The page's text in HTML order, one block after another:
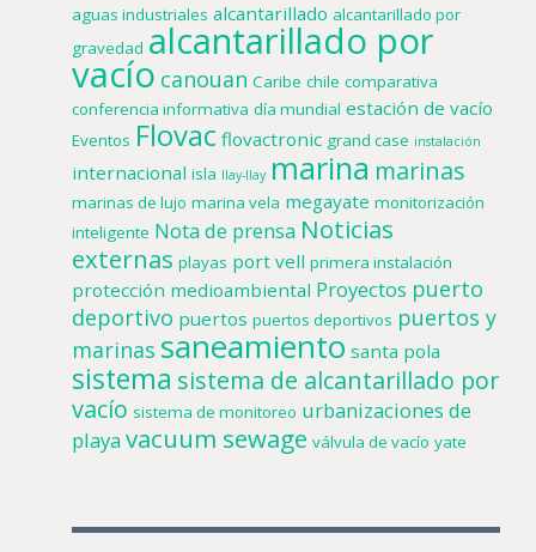
aguas industriales alcantarillado alcantarillado por
gravedad alcantarillado por
vacío canouan Caribe chile comparativa
conferencia informativa día mundial estación de vacío
Eventos Flovac flovactronic grand case instalación
internacional isla llay-llay marina marinas
marinas de lujo marina vela megayate monitorización
inteligente Nota de prensa Noticias
externas playas port vell primera instalación
protección medioambiental Proyectos puerto
deportivo puertos puertos deportivos puertos y
marinas saneamiento santa pola
sistema sistema de alcantarillado por
vacío sistema de monitoreo urbanizaciones de
playavacuum sewage válvula de vacío yate